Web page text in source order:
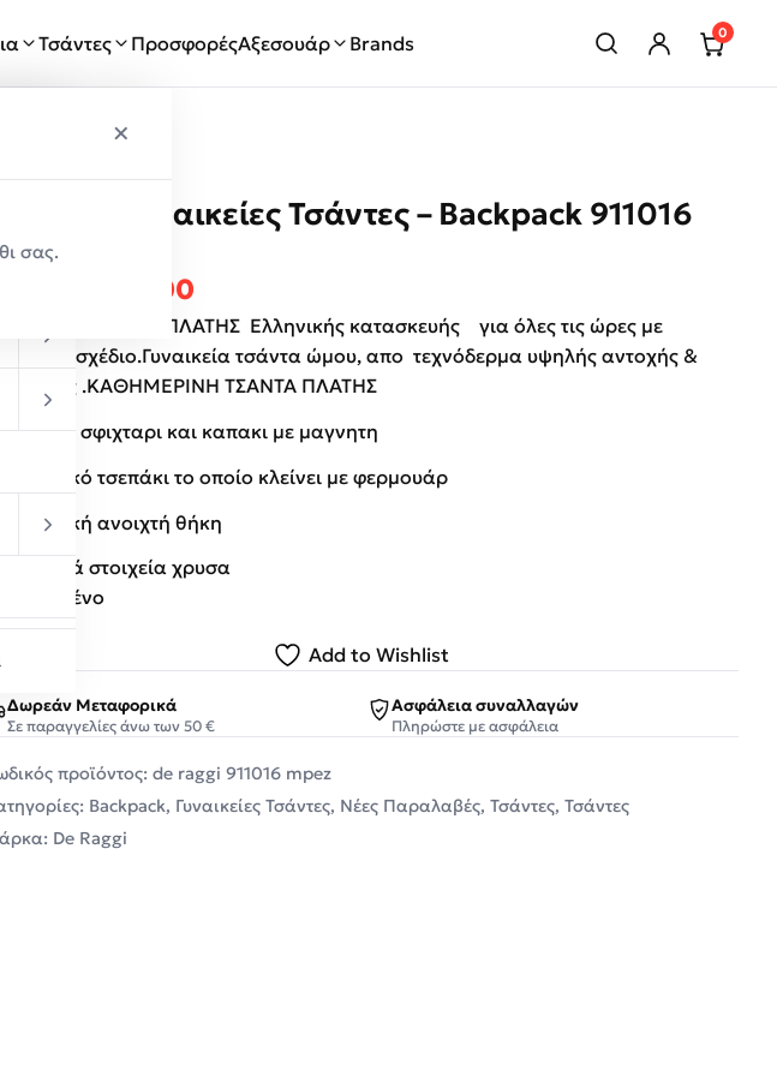
Τσάντες ΠροσφορέςΑξεσουάρ Brands 0
×
σας.
De Raggi Γυναικείες Τσάντες – Backpack 911016
Original price was: €49.00.
25.00
ΤΣΑΝΤΑ ΠΛΑΤΗΣ Ελληνικής κατασκευής για όλες τις ώρες με
σχέδιο.Γυναικεία τσάντα ώμου, απο τεχνόδερμα υψηλής αντοχής &
.ΚΑΘΗΜΕΡΙΝΗ ΤΣΑΝΤΑ ΠΛΑΤΗΣ
με σφιχταρι και καπακι με μαγνητη
εσωτερικό τσεπάκι το οποίο κλείνει με φερμουάρ
εσωτερική ανοιχτή θήκη
στοιχεία χρυσα
Add to Wishlist
Δωρεάν Μεταφορικά
Σε παραγγελίες άνω των 50 €
Ασφάλεια συναλλαγών
Πληρώστε με ασφάλεια
προϊόντος: de raggi 911016 mpez
Backpack, Γυναικείες Τσάντες, Νέες Παραλαβές, Τσάντες, Τσάντες
De Raggi